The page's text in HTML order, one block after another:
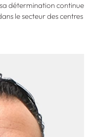
détermination continue
le secteur des centres